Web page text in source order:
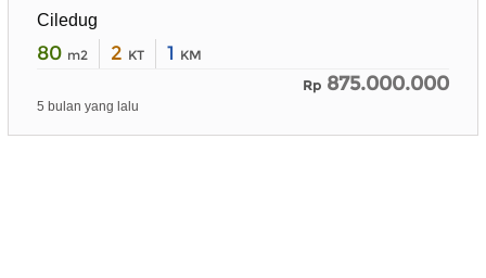
Ciledug
80 m2 2 KT 1 KM
Rp 875.000.000
5 bulan yang lalu